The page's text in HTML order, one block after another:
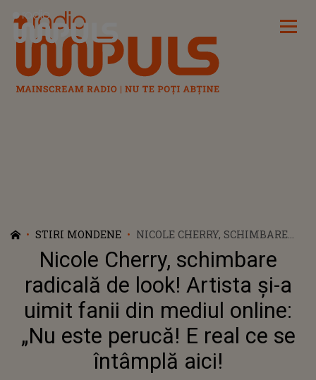
Radio Impuls
STIRI MONDENE
NICOLE CHERRY, SCHIMBARE
RADICALĂ DE LOOK! ARTISTA ȘI-
A UIMIT FANII DIN MEDIUL
ONLINE: „NU ESTE PERUCĂ! E
REAL CE SE ÎNTÂMPLĂ AICI!
Nicole Cherry, schimbare
radicală de look! Artista și-a
uimit fanii din mediul online:
„Nu este perucă! E real ce se
întâmplă aici!